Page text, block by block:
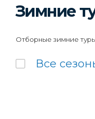
Зимние
Отборные зимние
Все